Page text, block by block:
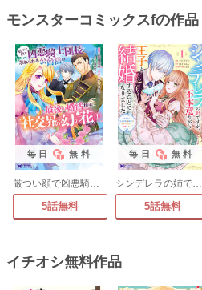
モンスターコミックスfの作品
毎日 無料
厳つい顔で凶悪騎士団長と恐れられる公爵様の最後の婚活相手は社交界の幻の花でした(コミック)
5話無料
毎日 無料
シンデレラの姉ですが、不本意ながら王子と結婚することになりました～身代わり王太子妃は離宮でスローライフを満喫する～(コミック)
5話無料
イチオシ無料作品